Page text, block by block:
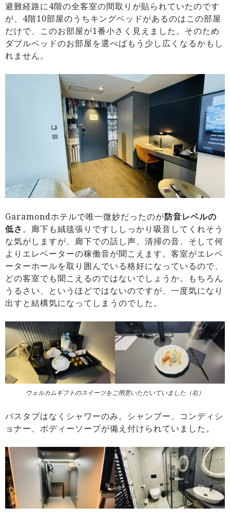
避難経路に4階の全客室の間取りが貼られていたのです
が、4階10部屋のうちキングベッドがあるのはこの部屋
だけで、このお部屋が1番小さく見えました。そのため
ダブルベッドのお部屋を選べばもう少し広くなるかもし
れません。
Garamondホテルで唯一微妙だったのが防音レベルの
低さ。廊下も絨毯張りですししっかり吸音してくれそう
な気がしますが、廊下での話し声、清掃の音、そして何
よりエレベーターの稼働音が聞こえます。客室がエレベ
ーターホールを取り囲んでいる格好になっているので、
どの客室でも聞こえるのではないでしょうか。もちろん
うるさい、というほどではないのですが、一度気になり
出すと結構気になってしまうのでした。
ウェルカムギフトのスイーツをご用意いただいていました（右）
バスタブはなくシャワーのみ。シャンプー、コンディシ
ョナー、ボディーソープが備え付けられていました。